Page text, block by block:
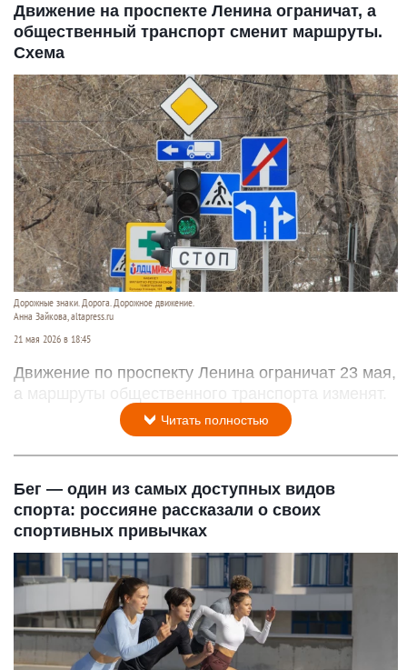
Движение на проспекте Ленина ограничат, а
общественный транспорт сменит маршруты.
Схема
Дорожные знаки. Дорога. Дорожное движение.
Анна Зайкова, altapress.ru
21 мая 2026 в 18:45
Движение по проспекту Ленина ограничат 23 мая,
а маршруты общественного транспорта изменят.
Читать полностью
Бег — один из самых доступных видов
спорта: россияне рассказали о своих
спортивных привычках